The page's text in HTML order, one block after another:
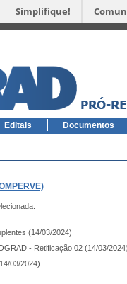
Simplifique!
Editais Documentos
(14/03/2024)
- Retificação 02 (14/03/2024)
03/2024)